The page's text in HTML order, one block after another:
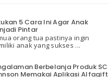
5 Cara Ini Agar Anak
Pintar
orang tua pastinya ingin
anak yang sukses ...
Berbelanja Produk SC
Memakai Aplikasi Alfagift